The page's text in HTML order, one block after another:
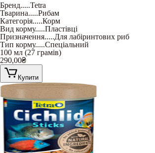
Бренд.....Tetra
Тварина.....Рибам
Категорія.....Корм
Вид корму.....Пластівці
Призначення.....Для лабіринтових риб
Тип корму.....Спеціальний
100 мл (27 грамів)
290,00₴
Купити